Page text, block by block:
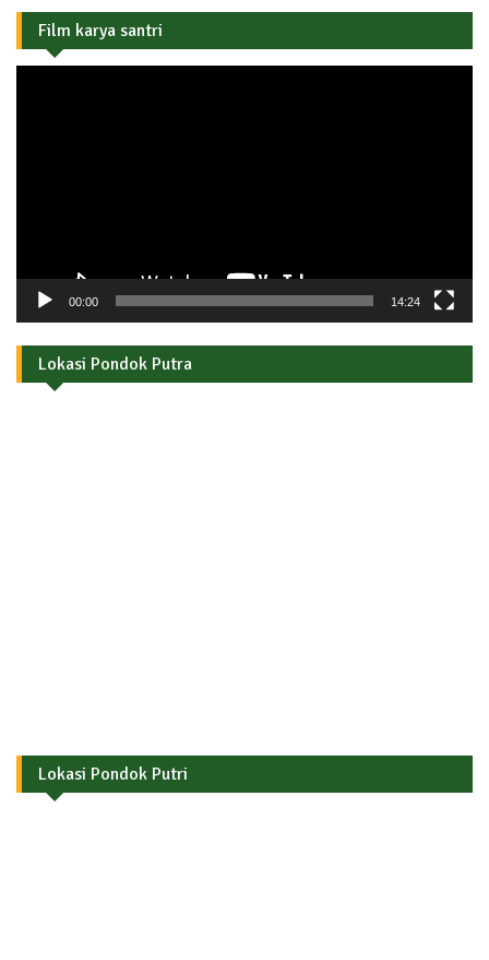
Film karya santri
00:00 14:24
Lokasi Pondok Putra
Lokasi Pondok Putri